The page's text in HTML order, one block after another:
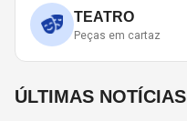
TEATRO
Peças em cartaz
ÚLTIMAS NOTÍCIAS